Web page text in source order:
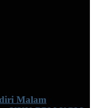
Malam